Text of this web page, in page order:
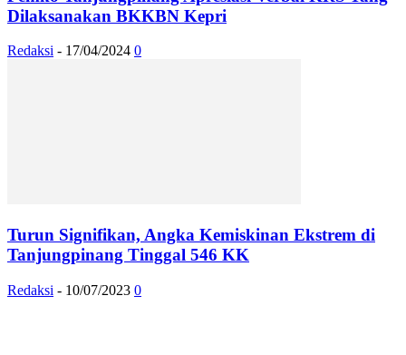
Dilaksanakan BKKBN Kepri
Redaksi - 17/04/2024 0
Turun Signifikan, Angka Kemiskinan Ekstrem di
Tanjungpinang Tinggal 546 KK
Redaksi - 10/07/2023 0